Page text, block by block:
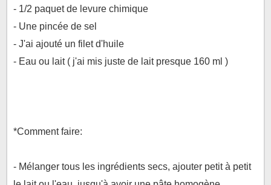
- 1/2 paquet de levure chimique
- Une pincée de sel
- J'ai ajouté un filet d'huile
- Eau ou lait ( j'ai mis juste de lait presque 160 ml )
*Comment faire:
- Mélanger tous les ingrédients secs, ajouter petit à petit